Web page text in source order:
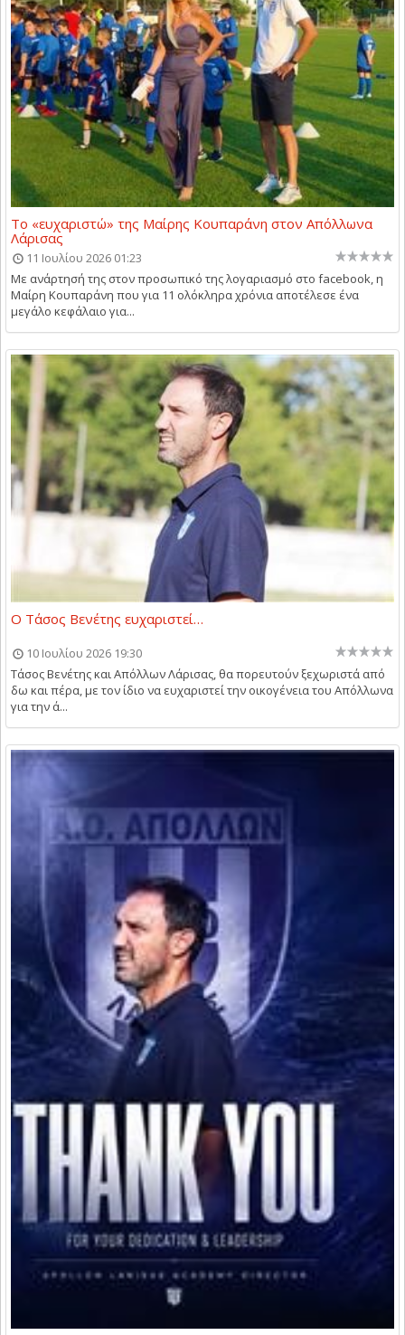
Το «ευχαριστώ» της Μαίρης Κουπαράνη στον Απόλλωνα
Λάρισας
11 Ιουλίου 2026 01:23
Με ανάρτησή της στον προσωπικό της λογαριασμό στο facebook, η
Μαίρη Κουπαράνη που για 11 ολόκληρα χρόνια αποτέλεσε ένα
μεγάλο κεφάλαιο για...
O Τάσος Βενέτης ευχαριστεί…
10 Ιουλίου 2026 19:30
Τάσος Βενέτης και Απόλλων Λάρισας, θα πορευτούν ξεχωριστά από
δω και πέρα, με τον ίδιο να ευχαριστεί την οικογένεια του Απόλλωνα
για την ά...